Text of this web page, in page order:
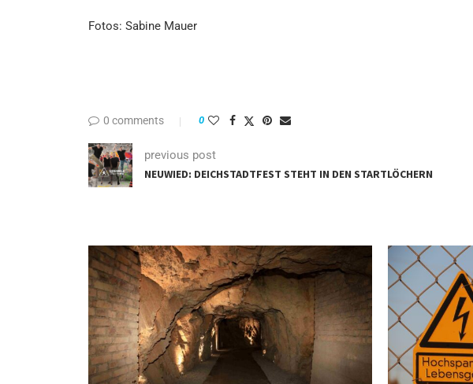
Fotos: Sabine Mauer
0 comments 0
previous post
NEUWIED: DEICHSTADTFEST STEHT IN DEN STARTLÖCHERN